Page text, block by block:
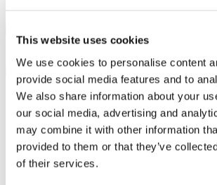
This website uses cookies
We use cookies to personalise content
provide social media features and to
We also share information about your
our social media, advertising and
may combine it with other information
provided to them or that they’ve
of their services.
Cerca...
“Federturismo on tour”
Dettagli